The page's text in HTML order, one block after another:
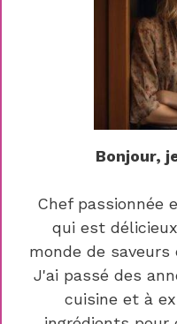
Bonjour,
Chef passionnée
qui est
monde de
J'ai passé des
cuisine et à